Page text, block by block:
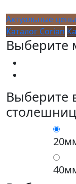
Актуальные
Каталог Corian
Выберите
Выберите